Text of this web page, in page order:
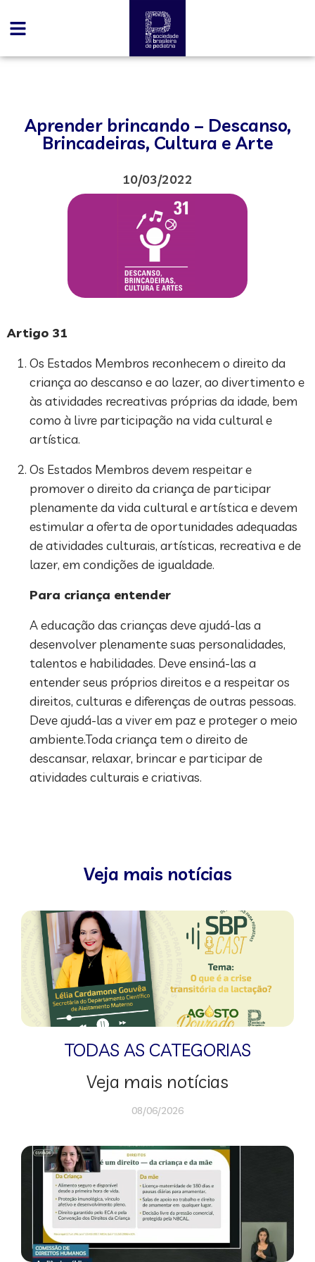
Aprender brincando – Descanso,
Brincadeiras, Cultura e Arte
10/03/2022
Artigo 31
Os Estados Membros reconhecem o direito da
criança ao descanso e ao lazer, ao divertimento e
às atividades recreativas próprias da idade, bem
como à livre participação na vida cultural e
artística.
Os Estados Membros devem respeitar e
promover o direito da criança de participar
plenamente da vida cultural e artística e devem
estimular a oferta de oportunidades adequadas
de atividades culturais, artísticas, recreativa e de
lazer, em condições de igualdade.
Para criança entender
A educação das crianças deve ajudá-las a
desenvolver plenamente suas personalidades,
talentos e habilidades. Deve ensiná-las a
entender seus próprios direitos e a respeitar os
direitos, culturas e diferenças de outras pessoas.
Deve ajudá-las a viver em paz e proteger o meio
ambiente.Toda criança tem o direito de
descansar, relaxar, brincar e participar de
atividades culturais e criativas.
Veja mais notícias
TODAS AS CATEGORIAS
Veja mais notícias
08/06/2026